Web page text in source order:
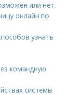
или нет.
онлайн по
узнать
командную
системы